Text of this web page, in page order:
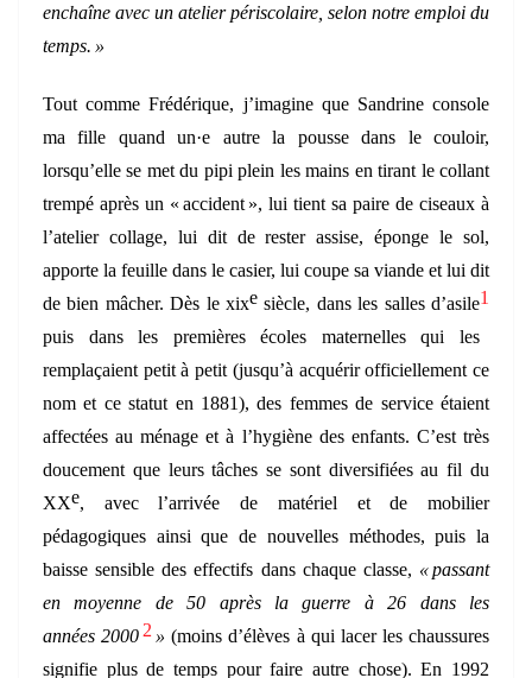
enchaîne avec un atelier périscolaire, selon notre emploi du
temps. »
Tout comme Frédérique, j’imagine que Sandrine console
ma fille quand un·e autre la pousse dans le couloir,
lorsqu’elle se met du pipi plein les mains en tirant le collant
trempé après un « accident », lui tient sa paire de ciseaux à
l’atelier collage, lui dit de rester assise, éponge le sol,
apporte la feuille dans le casier, lui coupe sa viande et lui dit
de bien mâcher. Dès le xixe siècle, dans les salles d’asile1
puis dans les premières écoles maternelles qui les
remplaçaient petit à petit (jusqu’à acquérir officiellement ce
nom et ce statut en 1881), des femmes de service étaient
affectées au ménage et à l’hygiène des enfants. C’est très
doucement que leurs tâches se sont diversifiées au fil du
XXe, avec l’arrivée de matériel et de mobilier
pédagogiques ainsi que de nouvelles méthodes, puis la
baisse sensible des effectifs dans chaque classe, « passant
en moyenne de 50 après la guerre à 26 dans les
années 20002 »(moins d’élèves à qui lacer les chaussures
signifie plus de temps pour faire autre chose). En 1992